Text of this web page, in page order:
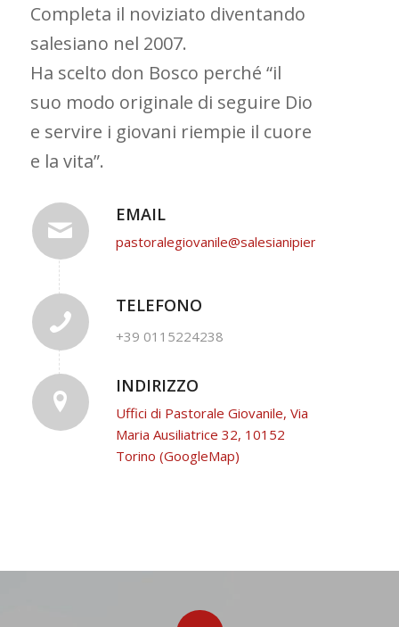
Completa il noviziato diventando
salesiano nel 2007.
Ha scelto don Bosco perché “il
suo modo originale di seguire Dio
e servire i giovani riempie il cuore
e la vita”.
EMAIL
pastoralegiovanile@salesianipiemonte.it
TELEFONO
+39 0115224238
INDIRIZZO
Uffici di Pastorale Giovanile, Via
Maria Ausiliatrice 32, 10152
Torino (GoogleMap)